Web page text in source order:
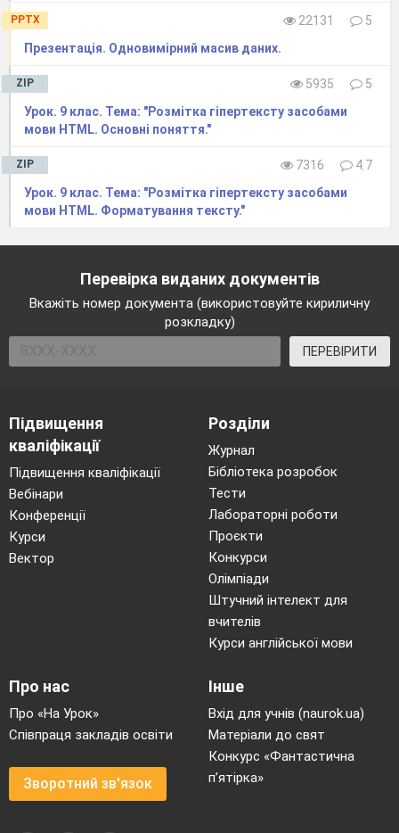
PPTX 22131
5
Презентація. Одновимірний масив даних.
ZIP 5935
5
Урок. 9 клас. Тема: "Розмітка гіпертексту засобами
мови HTML. Основні поняття."
ZIP 7316
4.7
Урок. 9 клас. Тема: "Розмітка гіпертексту засобами
мови HTML. Форматування тексту."
Перевірка виданих документів
Вкажіть номер документа (використовуйте кириличну
розкладку)
ПЕРЕВІРИТИ
Підвищення
кваліфікації
Підвищення кваліфікації
Вебінари
Конференції
Курси
Вектор
Розділи
Журнал
Бібліотека розробок
Тести
Лабораторні роботи
Проєкти
Конкурси
Олімпіади
Штучний інтелект для
вчителів
Курси англійської мови
Про нас
Про «На Урок»
Співпраця закладів освіти
Зворотний зв'язок
Інше
Вхід для учнів (naurok.ua)
Матеріали до свят
Конкурс «Фантастична
п’ятірка»